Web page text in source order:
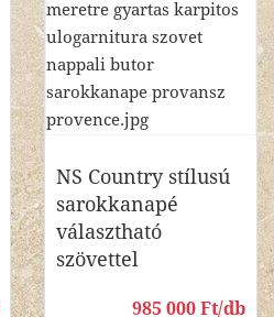
NS Country stílusú
sarokkanapé
választható
szövettel
985 000 Ft/db